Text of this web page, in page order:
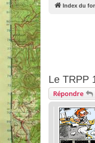
Index du
Le TRPP
Répondre